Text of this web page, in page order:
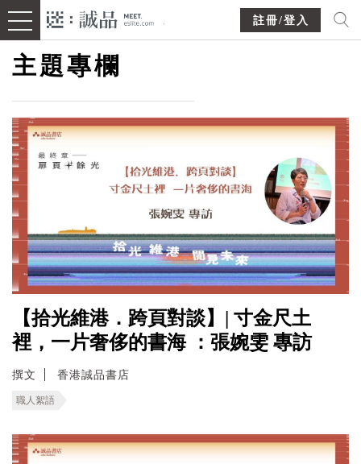
註冊/登入
主題專欄
【拾光維港．跨頁對談】| 寸金尺土
裡，一片奢侈的書海 ：張婉雯 專訪
撰文 香港誠品書店
職人絮語